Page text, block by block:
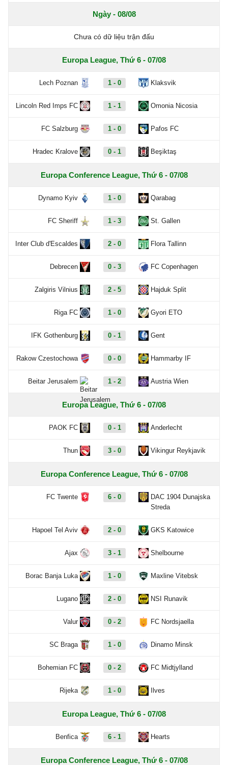
Ngày - 08/08
Chưa có dữ liệu trận đấu
Europa League, Thứ 6 - 07/08
Lech Poznan 1 - 0 Klaksvik
Lincoln Red Imps FC 1 - 1 Omonia Nicosia
FC Salzburg 1 - 0 Pafos FC
Hradec Kralove 0 - 1 Beşiktaş
Europa Conference League, Thứ 6 - 07/08
Dynamo Kyiv 1 - 0 Qarabag
FC Sheriff 1 - 3 St. Gallen
Inter Club d'Escaldes 2 - 0 Flora Tallinn
Debrecen 0 - 3 FC Copenhagen
Zalgiris Vilnius 2 - 5 Hajduk Split
Riga FC 1 - 0 Gyori ETO
IFK Gothenburg 0 - 1 Gent
Rakow Czestochowa 0 - 0 Hammarby IF
Beitar Jerusalem 1 - 2 Austria Wien
Europa League, Thứ 6 - 07/08
PAOK FC 0 - 1 Anderlecht
Thun 3 - 0 Vikingur Reykjavik
Europa Conference League, Thứ 6 - 07/08
FC Twente 6 - 0
DAC 1904 Dunajska
Streda
Hapoel Tel Aviv 2 - 0 GKS Katowice
Ajax 3 - 1 Shelbourne
Borac Banja Luka 1 - 0 Maxline Vitebsk
Lugano 2 - 0 NSI Runavik
Valur 0 - 2 FC Nordsjaella
SC Braga 1 - 0 Dinamo Minsk
Bohemian FC 0 - 2 FC Midtjylland
Rijeka 1 - 0 Ilves
Europa League, Thứ 6 - 07/08
Benfica 6 - 1 Hearts
Europa Conference League, Thứ 6 - 07/08